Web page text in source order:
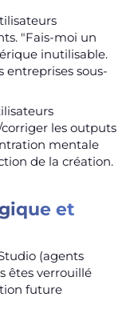
"Fais-moi un
inutilisable.
entreprises sous-
les outputs
mentale
de la création.
et
(agents
êtes verrouillé
future